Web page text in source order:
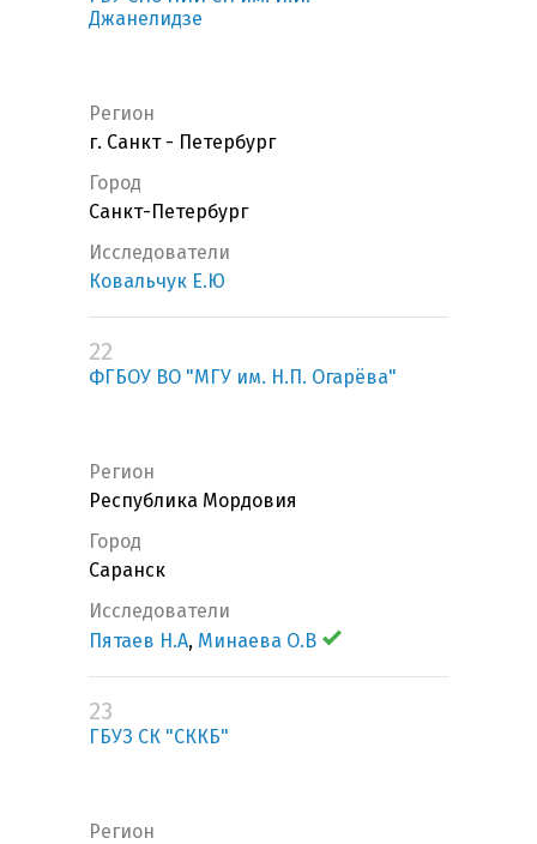
Джанелидзе
Регион
г. Санкт - Петербург
Город
Санкт-Петербург
Исследователи
Ковальчук Е.Ю
22
ФГБОУ ВО "МГУ им. Н.П. Огарёва"
Регион
Республика Мордовия
Город
Саранск
Исследователи
Пятаев Н.А, Минаева О.В
23
ГБУЗ СК "СККБ"
Регион